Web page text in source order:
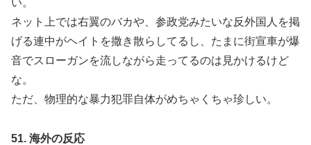
い。
ネット上では右翼のバカや、参政党みたいな反外国人を掲
げる連中がヘイトを撒き散らしてるし、たまに街宣車が爆
音でスローガンを流しながら走ってるのは見かけるけど
な。
ただ、物理的な暴力犯罪自体がめちゃくちゃ珍しい。
51. 海外の反応